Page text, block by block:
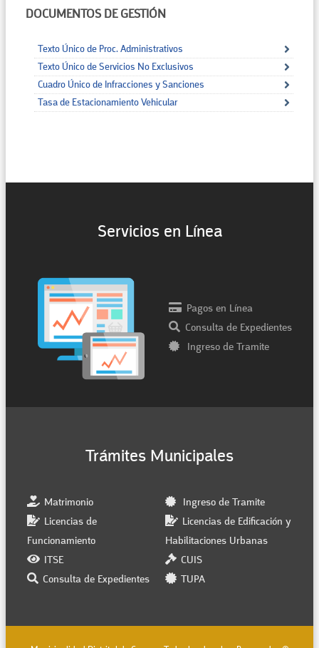
DOCUMENTOS DE GESTIÓN
Texto Único de Proc. Administrativos
Texto Único de Servicios No Exclusivos
Cuadro Único de Infracciones y Sanciones
Tasa de Estacionamiento Vehicular
Servicios en Línea
Pagos en Línea
Consulta de Expedientes
Ingreso de Tramite
Trámites Municipales
Matrimonio
Licencias de
Funcionamiento
ITSE
Consulta de Expedientes
Ingreso de Tramite
Licencias de Edificación y
Habilitaciones Urbanas
CUIS
TUPA